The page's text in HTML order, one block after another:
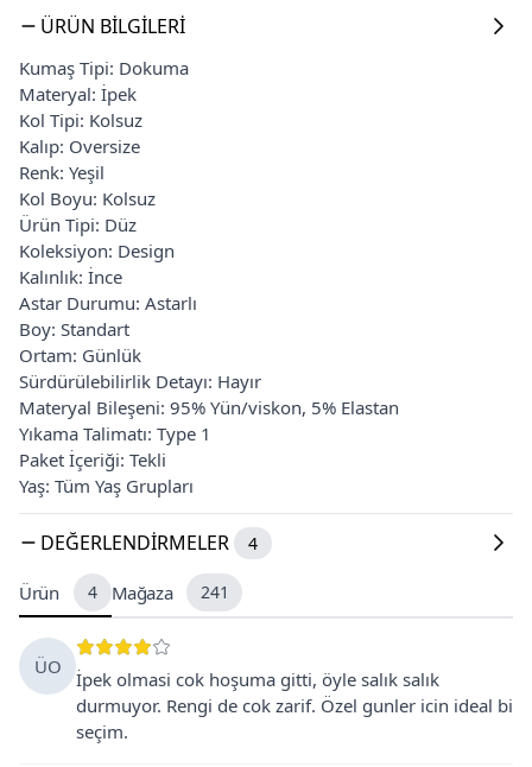
ÜRÜN BILGILERI
Kumaş Tipi: Dokuma
Materyal: İpek
Kol Tipi: Kolsuz
Kalıp: Oversize
Renk: Yeşil
Kol Boyu: Kolsuz
Ürün Tipi: Düz
Koleksiyon: Design
Kalınlık: İnce
Astar Durumu: Astarlı
Boy: Standart
Ortam: Günlük
Sürdürülebilirlik Detayı: Hayır
Materyal Bileşeni: 95% Yün/viskon, 5% Elastan
Yıkama Talimatı: Type 1
Paket İçeriği: Tekli
Yaş: Tüm Yaş Grupları
DEĞERLENDIRMELER 4
Ürün 4 Mağaza 241
ÜO
İpek olmasi cok hoşuma gitti, öyle salık salık
durmuyor. Rengi de cok zarif. Özel gunler icin ideal bi
seçim.